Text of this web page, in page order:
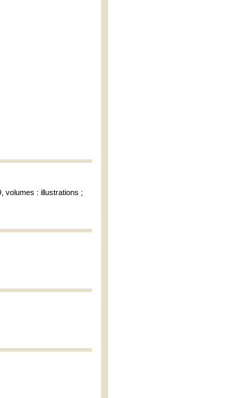
volumes : illustrations ;